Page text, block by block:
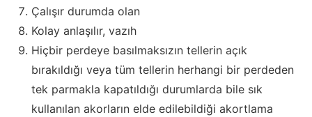
Çalışır durumda olan
Kolay anlaşılır, vazıh
Hiçbir perdeye basılmaksızın tellerin açık
bırakıldığı veya tüm tellerin herhangi bir perdeden
tek parmakla kapatıldığı durumlarda bile sık
kullanılan akorların elde edilebildiği akortlama